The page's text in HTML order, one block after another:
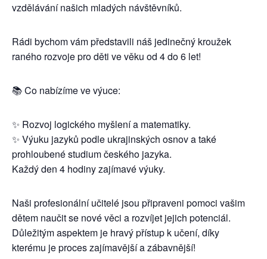
vzdělávání našich mladých návštěvníků.
Rádi bychom vám představili náš jedinečný kroužek
raného rozvoje pro děti ve věku od 4 do 6 let!
📚 Co nabízíme ve výuce:
✨ Rozvoj logického myšlení a matematiky.
✨ Výuku jazyků podle ukrajinských osnov a také
prohloubené studium českého jazyka.
Každý den 4 hodiny zajímavé výuky.
Naši profesionální učitelé jsou připraveni pomoci vašim
dětem naučit se nové věci a rozvíjet jejich potenciál.
Důležitým aspektem je hravý přístup k učení, díky
kterému je proces zajímavější a zábavnější!